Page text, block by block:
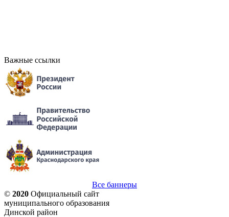
Важные ссылки
Все баннеры
© 2020 Официальный сайт
муниципального образования
Динской район